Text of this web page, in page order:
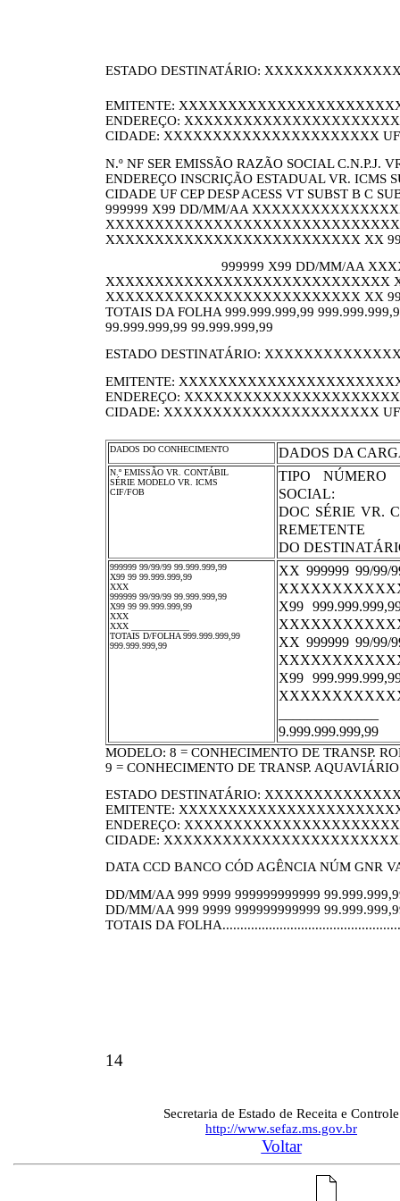
ESTADO DESTINATÁRIO:
EMITENTE:
ENDEREÇO:
CIDADE: XXXXXXXXXXXXXXXXXXXXXX
N.º NF SER EMISSÃO RAZÃO SOCIAL C.N.P.J.
ENDEREÇO INSCRIÇÃO ESTADUAL VR. ICMS
CIDADE UF CEP DESP ACESS VT SUBST B C
999999 X99 DD/MM/AA
XXXXXXXXXXXXXXXXXXXXXXXXXX XX 99
999999 X99 DD/MM/AA
XXXXXXXXXXXXXXXXXXXXXXXXXXXXX
XXXXXXXXXXXXXXXXXXXXXXXXXX XX 99
TOTAIS DA FOLHA 999.999.999,99
99.999.999,99 99.999.999,99
ESTADO DESTINATÁRIO:
EMITENTE:
ENDEREÇO:
CIDADE: XXXXXXXXXXXXXXXXXXXXXX
DADOS DO CONHECIMENTO DADOS DA
N.º EMISSÃO VR. CONTÁBIL
SÉRIE MODELO VR. ICMS
CIF/FOB
TIPO NÚMERO
SOCIAL:
DOC SÉRIE VR.
REMETENTE
DO
999999 99/99/99 99.999.999,99
X99 99 99.999.999,99
XXX
999999 99/99/99 99.999.999,99
X99 99 99.999.999,99
XXX
XXX _____________
TOTAIS D/FOLHA 999.999.999,99
999.999.999,99
XX 999999 99/
X99
XX 999999 99/
X99
9.999.999.999,99
MODELO: 8 = CONHECIMENTO DE TRANSP.
9 = CONHECIMENTO DE TRANSP.
ESTADO DESTINATÁRIO:
EMITENTE:
ENDEREÇO:
CIDADE:
DATA CCD BANCO CÓD AGÊNCIA NÚM GNR
DD/MM/AA 999 9999 999999999999
DD/MM/AA 999 9999 999999999999
TOTAIS DA
14
Secretaria de Estado de Receita e Controle
http://www.sefaz.ms.gov.br
Voltar